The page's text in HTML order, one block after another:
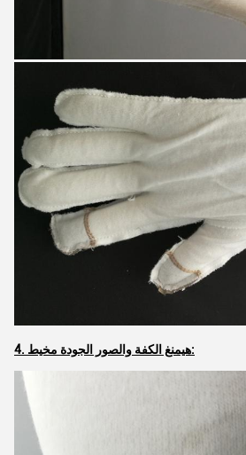
4. هيمنغ الكفة والصور الجودة مخيط: